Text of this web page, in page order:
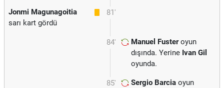
81'
Jonmi Magunagoitia
sarı kart gördü
84' Manuel Fusteroyun
dışında. Yerine Ivan Gil
oyunda.
85' Sergio Barcia oyun